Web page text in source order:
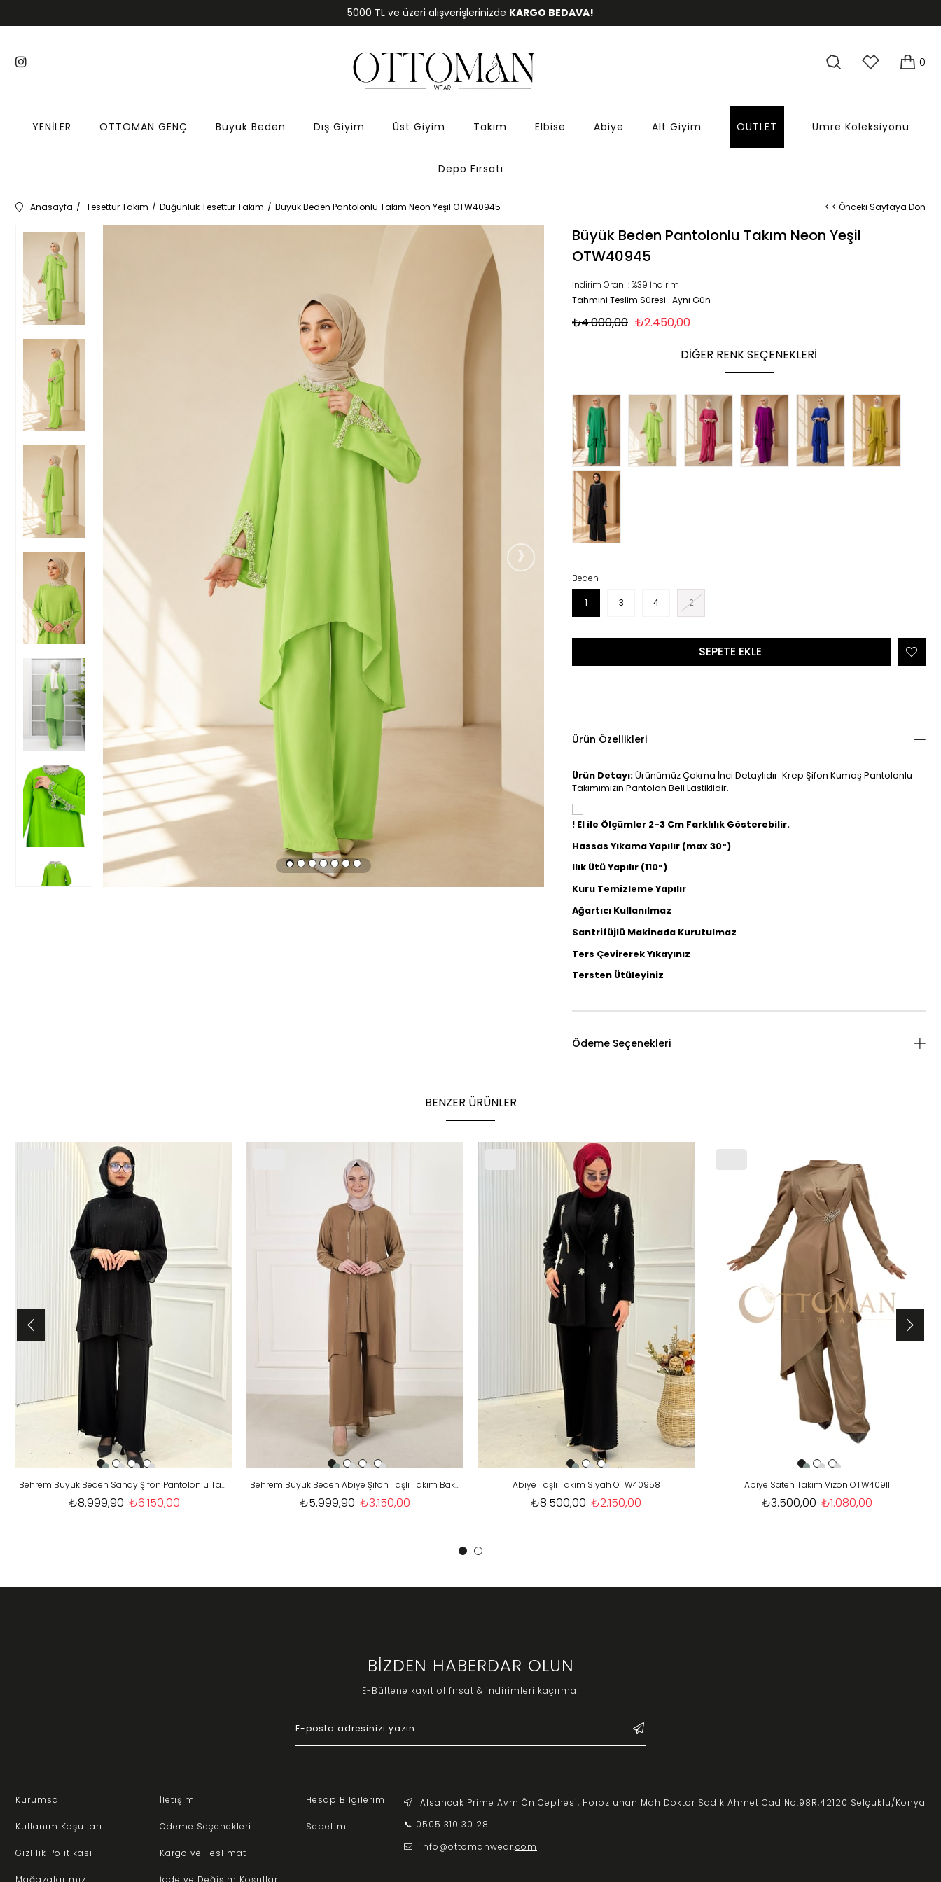
5000 TL ve üzeri alışverişlerinizde KARGO BEDAVA!
0
YENİLER OTTOMAN GENÇ Büyük Beden Dış Giyim Üst Giyim Takım Elbise Abiye Alt Giyim OUTLET Umre Koleksiyonu
Depo Fırsatı
Anasayfa Tesettür Takım Düğünlük Tesettür Takım Büyük Beden Pantolonlu Takım Neon Yeşil OTW40945 < < Önceki Sayfaya Dön
›
Büyük Beden Pantolonlu Takım Neon Yeşil
OTW40945
İndirim Oranı :%39 İndirim
Tahmini Teslim Süresi : Aynı Gün
₺4.000,00 ₺2.450,00
DIĞER RENK SEÇENEKLERI
Beden
1 3 4 2
Ürün Özellikleri
Ürün Detayı:Ürünümüz Çakma İnci Detaylıdır. Krep Şifon Kumaş Pantolonlu
Takımımızın Pantolon Beli Lastiklidir.
! El ile Ölçümler 2-3 Cm Farklılık Gösterebilir.
Hassas Yıkama Yapılır (max 30°)
Ilık Ütü Yapılır (110°)
Kuru Temizleme Yapılır
Ağartıcı Kullanılmaz
Santrifüjlü Makinada Kurutulmaz
Ters Çevirerek Yıkayınız
Tersten Ütüleyiniz
Ödeme Seçenekleri
BENZER ÜRÜNLER
Behrem Büyük Beden Sandy Şifon Pantolonlu Takım Siyah OTW60024
₺6.150,00
₺8.999,90
Behrem Büyük Beden Abiye Şifon Taşlı Takım Bakır OTW60009
₺3.150,00
₺5.999,90
Abiye Taşlı Takım Siyah OTW40958
₺2.150,00
₺8.500,00
Abiye Saten Takım Vizon OTW40911
₺1.080,00
₺3.500,00
BİZDEN HABERDAR OLUN
E-Bültene kayıt ol fırsat & indirimleri kaçırma!
Kurumsal
Kullanım Koşulları
Gizlilik Politikası
İletişim
Ödeme Seçenekleri
Kargo ve Teslimat
Hesap Bilgilerim
Sepetim
Alsancak Prime Avm Ön Cephesi, Horozluhan Mah Doktor Sadık Ahmet Cad No:98R,42120 Selçuklu/Konya
📞 0505 310 30 28
info@ottomanwear.com